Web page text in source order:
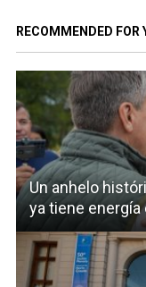
RECOMMENDED FOR
Un anhelo
ya tiene